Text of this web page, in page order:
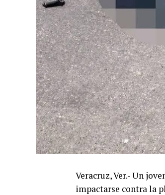
Veracruz, Ver.- Un
impactarse contra la